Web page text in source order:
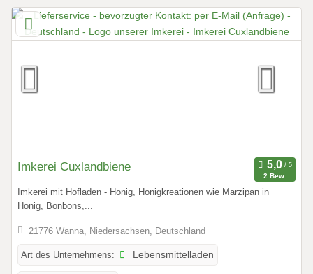
Imkerei Cuxlandbiene
2 Bew.
Imkerei mit Hofladen - Honig, Honigkreationen wie Marzipan in
Honig, Bonbons,...
21776 Wanna, Niedersachsen, Deutschland
Art des Unternehmens: Lebensmittelladen